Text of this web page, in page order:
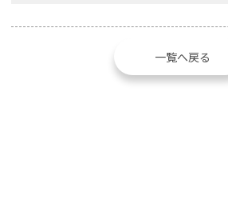
一覧へ戻る